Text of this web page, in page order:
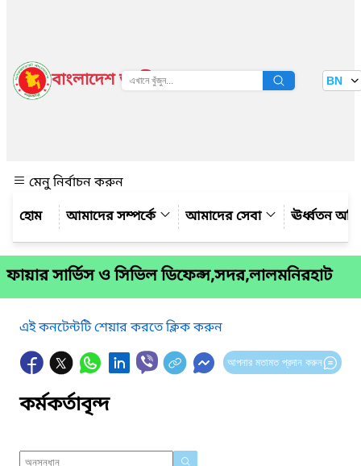
বাংলাদেশ জাতীয় তথ্য বাতায়ন BN
মেনু নির্বাচন করুন
আমাদের সম্পর্কে
আমাদের সেবা ঊর্ধ্বতন
ফায়ার সার্ভিস ও সিভিল ডিফেন্স,সদর,লালমনিরহাট
এই কনটেন্টটি শেয়ার করতে ক্লিক করুন
আপনার মতামত প্রদান করুন
কর্মকর্তাবৃন্দ